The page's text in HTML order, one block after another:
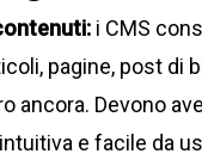
i CMS
pagine, post di
ancora. Devono
e facile da